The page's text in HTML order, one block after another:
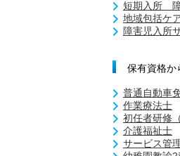
短期入所
地域包括ケ
障害児入所
保有資格か
普通自動車
作業療法士
初任者研修
介護福祉士
サービス管